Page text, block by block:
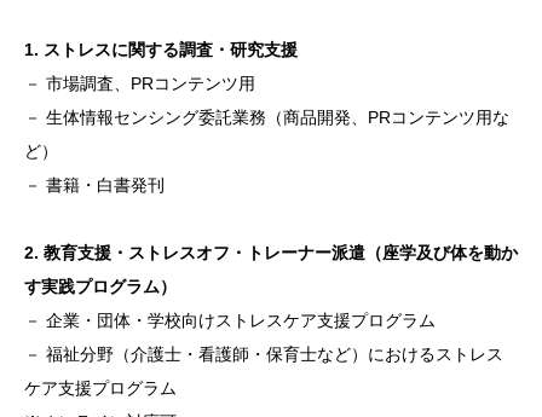
1. ストレスに関する調査・研究支援
－ 市場調査、PRコンテンツ用
－ 生体情報センシング委託業務（商品開発、PRコンテンツ用な
ど）
－ 書籍・白書発刊
2. 教育支援・ストレスオフ・トレーナー派遣（座学及び体を動か
す実践プログラム）
－ 企業・団体・学校向けストレスケア支援プログラム
－ 福祉分野（介護士・看護師・保育士など）におけるストレス
ケア支援プログラム